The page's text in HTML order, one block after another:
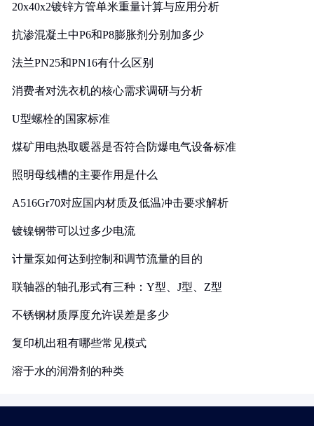
20x40x2镀锌方管单米重量计算与应用分析
抗渗混凝土中P6和P8膨胀剂分别加多少
法兰PN25和PN16有什么区别
消费者对洗衣机的核心需求调研与分析
U型螺栓的国家标准
煤矿用电热取暖器是否符合防爆电气设备标准
照明母线槽的主要作用是什么
A516Gr70对应国内材质及低温冲击要求解析
镀镍钢带可以过多少电流
计量泵如何达到控制和调节流量的目的
联轴器的轴孔形式有三种：Y型、J型、Z型
不锈钢材质厚度允许误差是多少
复印机出租有哪些常见模式
溶于水的润滑剂的种类